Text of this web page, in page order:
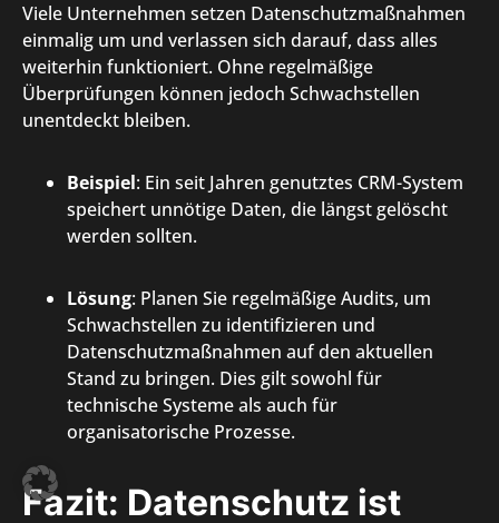
Viele Unternehmen setzen Datenschutzmaßnahmen
einmalig um und verlassen sich darauf, dass alles
weiterhin funktioniert. Ohne regelmäßige
Überprüfungen können jedoch Schwachstellen
unentdeckt bleiben.
Beispiel: Ein seit Jahren genutztes CRM-System
speichert unnötige Daten, die längst gelöscht
werden sollten.
Lösung: Planen Sie regelmäßige Audits, um
Schwachstellen zu identifizieren und
Datenschutzmaßnahmen auf den aktuellen
Stand zu bringen. Dies gilt sowohl für
technische Systeme als auch für
organisatorische Prozesse.
Fazit: Datenschutz ist